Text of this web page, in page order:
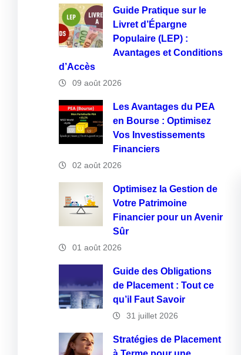
Guide Pratique sur le
Livret d’Épargne
Populaire (LEP) :
Avantages et Conditions
d’Accès
09 août 2026
Les Avantages du PEA
en Bourse : Optimisez
Vos Investissements
Financiers
02 août 2026
Optimisez la Gestion de
Votre Patrimoine
Financier pour un Avenir
Sûr
01 août 2026
Guide des Obligations
de Placement : Tout ce
qu’il Faut Savoir
31 juillet 2026
Stratégies de Placement